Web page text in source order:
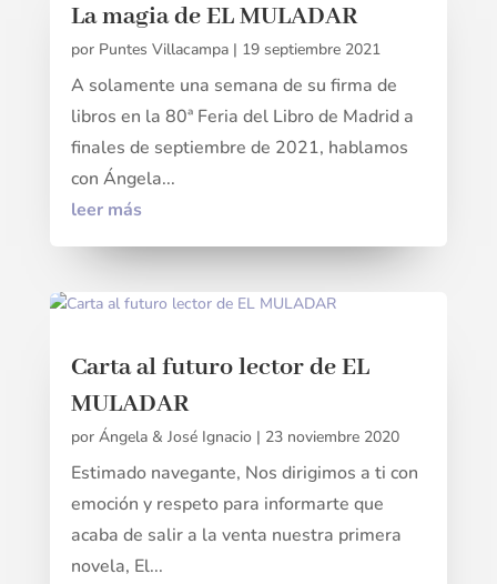
La magia de EL MULADAR
por Puntes Villacampa| 19 septiembre 2021
A solamente una semana de su firma de
libros en la 80ª Feria del Libro de Madrid a
finales de septiembre de 2021, hablamos
con Ángela...
leer más
Carta al futuro lector de EL
MULADAR
por Ángela & José Ignacio| 23 noviembre 2020
Estimado navegante, Nos dirigimos a ti con
emoción y respeto para informarte que
acaba de salir a la venta nuestra primera
novela, El...